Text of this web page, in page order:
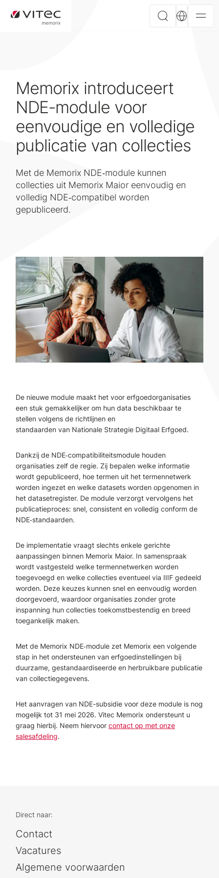
Memorix introduceert
NDE-module voor
eenvoudige en volledige
publicatie van collecties
Met de Memorix NDE‑module kunnen
collecties uit Memorix Maior eenvoudig en
volledig NDE‑compatibel worden
gepubliceerd.
De nieuwe module maakt het voor erfgoedorganisaties
een stuk gemakkelijker om hun data beschikbaar te
stellen volgens de richtlijnen en
standaarden van Nationale Strategie Digitaal Erfgoed.
Dankzij de NDE‑compatibiliteitsmodule houden
organisaties zelf de regie. Zij bepalen welke informatie
wordt gepubliceerd, hoe termen uit het termennetwerk
worden ingezet en welke datasets worden opgenomen in
het datasetregister. De module verzorgt vervolgens het
publicatieproces: snel, consistent en volledig conform de
NDE‑standaarden.
De implementatie vraagt slechts enkele gerichte
aanpassingen binnen Memorix Maior. In samenspraak
wordt vastgesteld welke termennetwerken worden
toegevoegd en welke collecties eventueel via IIIF gedeeld
worden. Deze keuzes kunnen snel en eenvoudig worden
doorgevoerd, waardoor organisaties zonder grote
inspanning hun collecties toekomstbestendig en breed
toegankelijk maken.
Met de Memorix NDE‑module zet Memorix een volgende
stap in het ondersteunen van erfgoedinstellingen bij
duurzame, gestandaardiseerde en herbruikbare publicatie
van collectiegegevens.
Het aanvragen van NDE-subsidie voor deze module is nog
mogelijk tot 31 mei 2026. Vitec Memorix ondersteunt u
graag hierbij. Neem hiervoor contact op met onze
salesafdeling.
Direct naar:
Contact
Vacatures
Algemene voorwaarden